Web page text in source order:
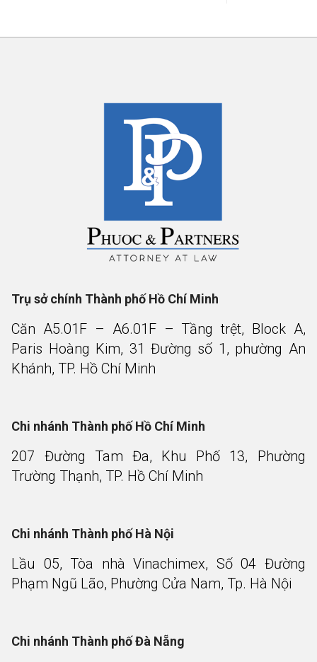
Trụ sở chính Thành phố Hồ Chí Minh
Căn A5.01F – A6.01F – Tầng trệt, Block A,
Paris Hoàng Kim, 31 Đường số 1, phường An
Khánh, TP. Hồ Chí Minh
Chi nhánh Thành phố Hồ Chí Minh
207 Đường Tam Đa, Khu Phố 13, Phường
Trường Thạnh, TP. Hồ Chí Minh
Chi nhánh Thành phố Hà Nội
Lầu 05, Tòa nhà Vinachimex, Số 04 Đường
Phạm Ngũ Lão, Phường Cửa Nam, Tp. Hà Nội
Chi nhánh Thành phố Đà Nẵng